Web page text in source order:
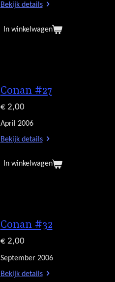
Bekijk details
In winkelwagen
Conan #27
€ 2,00
April 2006
Bekijk details
In winkelwagen
Conan #32
€ 2,00
September 2006
Bekijk details